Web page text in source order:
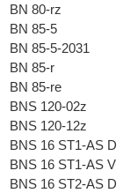
BN 80-rz
BN 85-5
BN 85-5-2031
BN 85-r
BN 85-re
BNS 120-02z
BNS 120-12z
BNS 16 ST1-AS D
BNS 16 ST1-AS V
BNS 16 ST2-AS D